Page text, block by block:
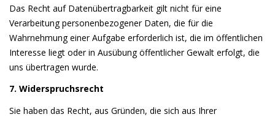
Das Recht auf Datenübertragbarkeit gilt nicht für eine
Verarbeitung personenbezogener Daten, die für die
Wahrnehmung einer Aufgabe erforderlich ist, die im öffentlichen
Interesse liegt oder in Ausübung öffentlicher Gewalt erfolgt, die
uns übertragen wurde.
7. Widerspruchsrecht
Sie haben das Recht, aus Gründen, die sich aus Ihrer